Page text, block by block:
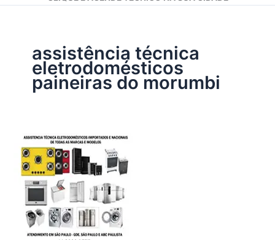
assistência técnica
eletrodomésticos
paineiras do morumbi